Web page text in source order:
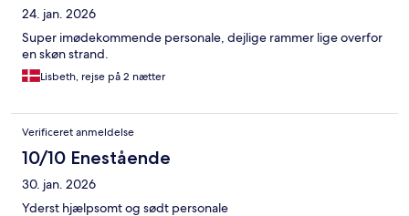
24. jan. 2026
Super imødekommende personale, dejlige rammer lige overfor
en skøn strand.
Lisbeth, rejse på 2 nætter
Verificeret anmeldelse
10/10 Enestående
30. jan. 2026
Yderst hjælpsomt og sødt personale